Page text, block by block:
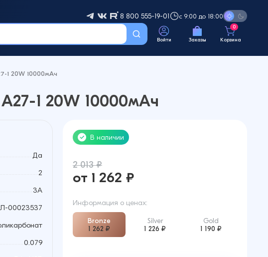
8 800 555-19-01 с 9:00 до 18:00
Войти Заказы
0
Корзина
1 20W 10000мАч
1 20W 10000мАч
Да
2
3A
00023537
0.079
В наличии
2 013 ₽
от 1 262 ₽
Информация о ценах:
Bronze
1 262 ₽
Silver
1 226 ₽
Gold
1 190 ₽